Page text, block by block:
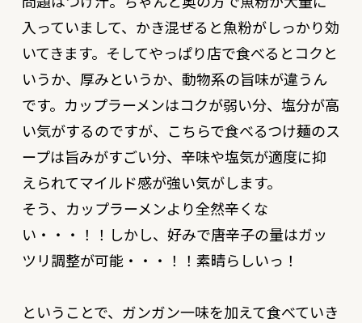
入っていまして、かき混ぜると魚粉がしっかり効
いてきます。そしてやっぱり店で食べるとコクと
いうか、厚みというか、動物系の旨味が違うん
です。カップラーメンはコクが弱い分、塩分が高
い気がするのですが、こちらで食べるつけ麺のス
ープは旨みがすごい分、辛味や塩気が適度に抑
えられてマイルド感が強い気がします。
そう、 カップラーメンより全然辛くな
い ・・・！！しかし、好みで唐辛子の量はガッ
ツリ調整が可能・・・！！素晴らしいっ！
ということで、ガンガン一味を加えて食べていき